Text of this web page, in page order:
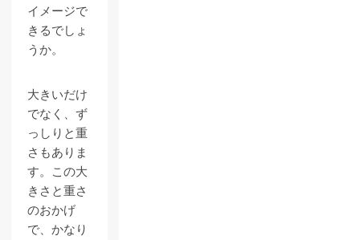
イメージで
きるでしょ
うか。
大きいだけ
でなく、ず
っしりと重
さもありま
す。この大
きさと重さ
のおかげ
で、かなり